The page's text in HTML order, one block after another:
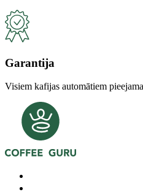
Garantija
Visiem kafijas automātiem